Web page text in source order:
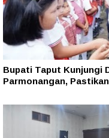
Bupati Taput Kunjungi
Parmonangan,